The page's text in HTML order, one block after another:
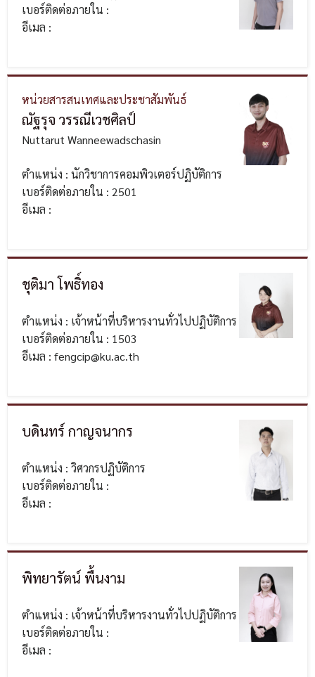
เบอร์ติดต่อภายใน :
อีเมล :
หน่วยสารสนเทศและประชาสัมพันธ์
ณัฐรุจ วรรณีเวชศิลป์
Nuttarut Wanneewadschasin
ตำแหน่ง : นักวิชาการคอมพิวเตอร์ปฏิบัติการ
เบอร์ติดต่อภายใน : 2501
อีเมล :
ชุติมา โพธิ์ทอง
ตำแหน่ง : เจ้าหน้าที่บริหารงานทั่วไปปฏิบัติการ
เบอร์ติดต่อภายใน : 1503
อีเมล : fengcip@ku.ac.th
บดินทร์ กาญจนากร
ตำแหน่ง : วิศวกรปฏิบัติการ
เบอร์ติดต่อภายใน :
อีเมล :
พิทยารัตน์ พื้นงาม
ตำแหน่ง : เจ้าหน้าที่บริหารงานทั่วไปปฏิบัติการ
เบอร์ติดต่อภายใน :
อีเมล :